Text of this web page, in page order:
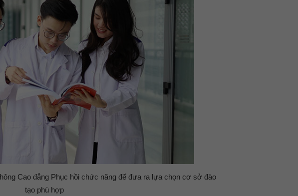
Cao đẳng Phục hồi chức năng để đưa ra lựa chọn cơ sở đào
tạo phù hợp